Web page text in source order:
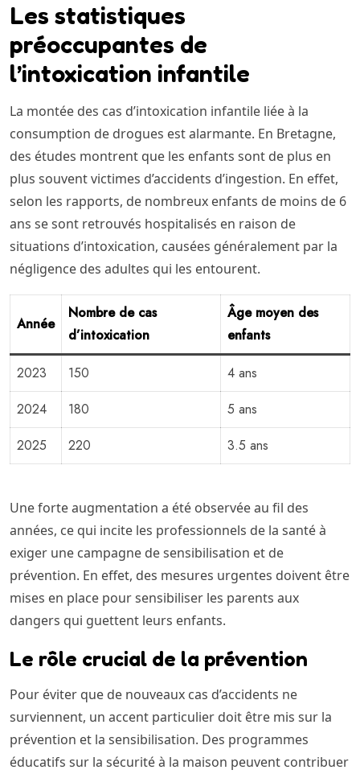
Les statistiques
préoccupantes de
l’intoxication infantile
La montée des cas d’intoxication infantile liée à la
consumption de drogues est alarmante. En Bretagne,
des études montrent que les enfants sont de plus en
plus souvent victimes d’accidents d’ingestion. En effet,
selon les rapports, de nombreux enfants de moins de 6
ans se sont retrouvés hospitalisés en raison de
situations d’intoxication, causées généralement par la
négligence des adultes qui les entourent.
Année
Nombre de cas
d’intoxication
Âge moyen des
enfants
2023 150
4 ans
2024
180
5 ans
2025
220 3.5 ans
Une forte augmentation a été observée au fil des
années, ce qui incite les professionnels de la santé à
exiger une campagne de sensibilisation et de
prévention. En effet, des mesures urgentes doivent être
mises en place pour sensibiliser les parents aux
dangers qui guettent leurs enfants.
Le rôle crucial de la prévention
Pour éviter que de nouveaux cas d’accidents ne
surviennent, un accent particulier doit être mis sur la
prévention et la sensibilisation. Des programmes
éducatifs sur la sécurité à la maison peuvent contribuer